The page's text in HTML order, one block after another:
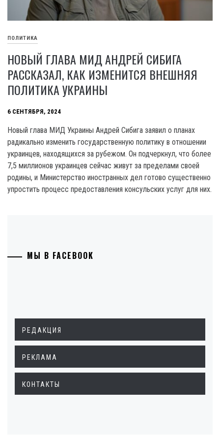
ПОЛИТИКА
НОВЫЙ ГЛАВА МИД АНДРЕЙ СИБИГА
РАССКАЗАЛ, КАК ИЗМЕНИТСЯ ВНЕШНЯЯ
ПОЛИТИКА УКРАИНЫ
6 СЕНТЯБРЯ, 2024
Новый глава МИД Украины Андрей Сибига заявил о планах
радикально изменить государственную политику в отношении
украинцев, находящихся за рубежом. Он подчеркнул, что более
7,5 миллионов украинцев сейчас живут за пределами своей
родины, и Министерство иностранных дел готово существенно
упростить процесс предоставления консульских услуг для них.
МЫ В FACEBOOK
РЕДАКЦИЯ
РЕКЛАМА
КОНТАКТЫ